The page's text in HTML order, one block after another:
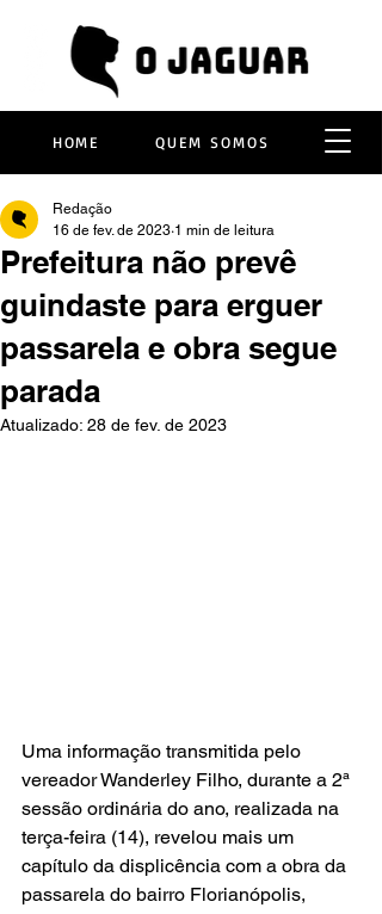
HOME QUEM SOMOS
Prefeitura não prevê
guindaste para erguer
passarela e obra segue
parada
Redação
16 de fev. de 2023 1 min de leitura
Atualizado: 28 de fev. de 2023
Uma informação transmitida pelo
vereador Wanderley Filho, durante a 2ª
sessão ordinária do ano, realizada na
terça-feira (14), revelou mais um
capítulo da displicência com a obra da
passarela do bairro Florianópolis,